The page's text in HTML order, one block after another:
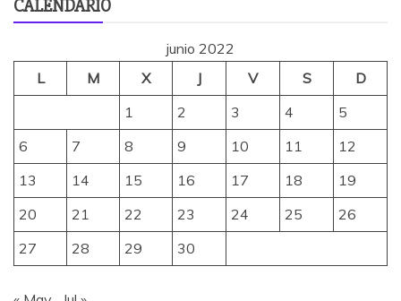
CALENDARIO
junio 2022
L
M X J V S
D
1
2 3 4
5
6
7 8 9 10 11
12
13
14 15 16 17 18
19
20
21 22 23 24 25
26
27
28 29 30